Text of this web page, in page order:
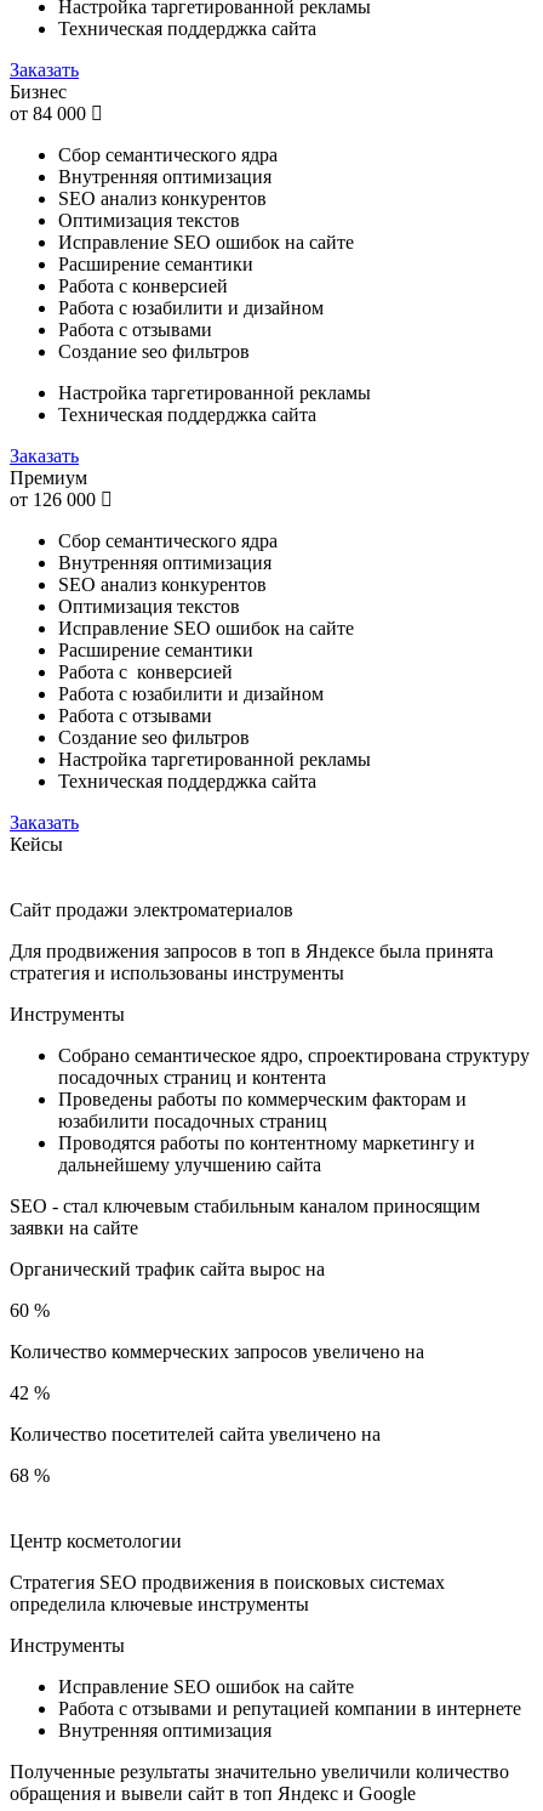
Настройка таргетированной рекламы
Техническая поддерджка сайта
Заказать
Бизнес
от 84 000
Сбор семантического ядра
Внутренняя оптимизация
SEO анализ конкурентов
Оптимизация текстов
Исправление SEO ошибок на сайте
Расширение семантики
Работа с конверсией
Работа с юзабилити и дизайном
Работа с отзывами
Создание seo фильтров
Настройка таргетированной рекламы
Техническая поддерджка сайта
Заказать
Премиум
от 126 000
Сбор семантического ядра
Внутренняя оптимизация
SEO анализ конкурентов
Оптимизация текстов
Исправление SEO ошибок на сайте
Расширение семантики
Работа с конверсией
Работа с юзабилити и дизайном
Работа с отзывами
Создание seo фильтров
Настройка таргетированной рекламы
Техническая поддерджка сайта
Заказать
Кейсы
Сайт продажи электроматериалов
Для продвижения запросов в топ в Яндексе была принята
стратегия и использованы инструменты
Инструменты
Собрано семантическое ядро, спроектирована структуру
посадочных страниц и контента
Проведены работы по коммерческим факторам и
юзабилити посадочных страниц
Проводятся работы по контентному маркетингу и
дальнейшему улучшению сайта
SEO - стал ключевым стабильным каналом приносящим
заявки на сайте
Органический трафик сайта вырос на
60 %
Количество коммерческих запросов увеличено на
42 %
Количество посетителей сайта увеличено на
68 %
Центр косметологии
Стратегия SEO продвижения в поисковых системах
определила ключевые инструменты
Инструменты
Исправление SEO ошибок на сайте
Работа с отзывами и репутацией компании в интернете
Внутренняя оптимизация
Полученные результаты значительно увеличили количество
обращения и вывели сайт в топ Яндекс и Google